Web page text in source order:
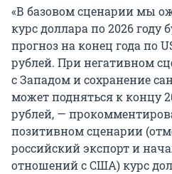
«В базовом сценарии мы
курс доллара по 2026 году
прогноз на конец года по
рублей. При негативном
с Западом и сохранение
может подняться к концу
рублей, —
позитивном сценарии
российский экспорт и
отношений с США) курс